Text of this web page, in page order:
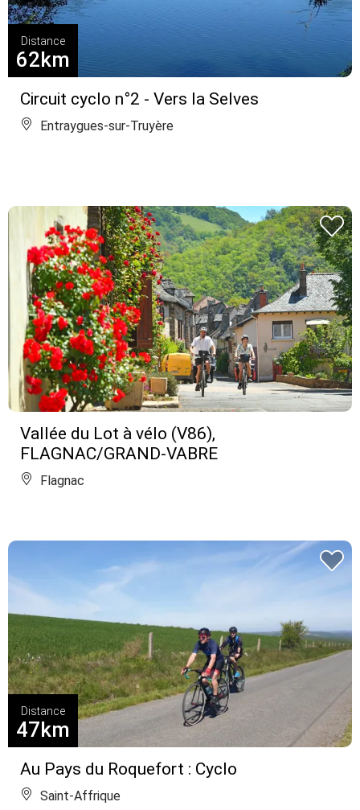
Circuit cyclo n°2 - Vers la Selves
Distance
62km
Entraygues-sur-Truyère
Vallée du Lot à vélo (V86),
FLAGNAC/GRAND-VABRE
Flagnac
Au Pays du Roquefort : Cyclo
Distance
47km
Saint-Affrique